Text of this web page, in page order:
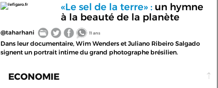
lefigaro.fr «Le sel de la terre» :un hymne
à la beauté de la planète
@taharhani 11 ans
Dans leur documentaire, Wim Wenders et Juliano Ribeiro Salgado
signent un portrait intime du grand photographe brésilien.
ECONOMIE